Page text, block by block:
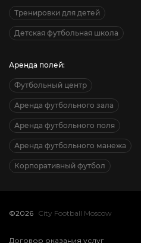
Тренировки для детей
Детская футбольная школа
Аренда полей:
Футбольный центр
Аренда футбольного зала
Аренда футбольного поля
Аренда футбольного манежа
Корпоративный футбол
©2026 City Football Moscow
Договор оказания услуг